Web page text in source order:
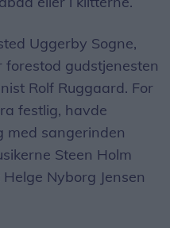
Uggerby Sogne,
forestod gudstjenesten
Rolf Ruggaard. For
festlig, havde
med sangerinden
Steen Holm
Nyborg Jensen